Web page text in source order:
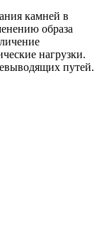
камней в
образа
нагрузки.
путей.